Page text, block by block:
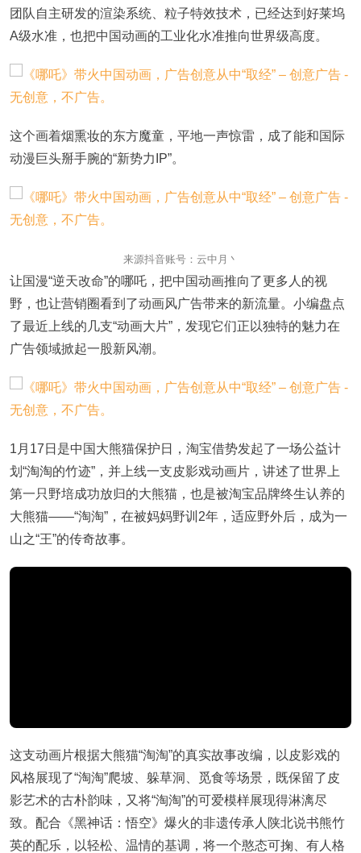
团队自主研发的渲染系统、粒子特效技术，已经达到好莱坞
A级水准，也把中国动画的工业化水准推向世界级高度。
这个画着烟熏妆的东方魔童，平地一声惊雷，成了能和国际
动漫巨头掰手腕的“新势力IP”。
来源抖音账号：云中月丶
让国漫“逆天改命”的哪吒，把中国动画推向了更多人的视
野，也让营销圈看到了动画风广告带来的新流量。小编盘点
了最近上线的几支“动画大片”，发现它们正以独特的魅力在
广告领域掀起一股新风潮。
1月17日是中国大熊猫保护日，淘宝借势发起了一场公益计
划“淘淘的竹迹”，并上线一支皮影戏动画片，讲述了世界上
第一只野培成功放归的大熊猫，也是被淘宝品牌终生认养的
大熊猫——“淘淘”，在被妈妈野训2年，适应野外后，成为一
山之“王”的传奇故事。
这支动画片根据大熊猫“淘淘”的真实故事改编，以皮影戏的
风格展现了“淘淘”爬坡、躲草洞、觅食等场景，既保留了皮
影艺术的古朴韵味，又将“淘淘”的可爱模样展现得淋漓尽
致。配合《黑神话：悟空》爆火的非遗传承人陕北说书熊竹
英的配乐，以轻松、温情的基调，将一个憨态可掬、有人格